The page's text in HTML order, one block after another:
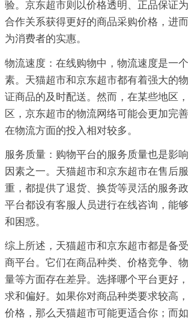
验。京东超市则以价格透明、正品保证
合作关系获得更好的商品采购价格，进
为消费者的实惠。
物流速度：在线购物中，物流速度是一
素。天猫超市和京东超市都有着强大的
证商品的及时配送。然而，在某些地区
区，京东超市的物流网络可能会更加完
在物流方面的投入相对较多。
服务质量：购物平台的服务质量也是影
因素之一。天猫超市和京东超市在售后
重，都提供了退货、换货等灵活的服务
平台都设有客服人员进行在线咨询，能
和困惑。
综上所述，天猫超市和京东超市都是备
商平台。它们在商品种类、价格竞争、
量等方面存在差异。选择哪个平台更好
求和偏好。如果你对商品种类要求较高
价格，那么天猫超市可能更适合你；而